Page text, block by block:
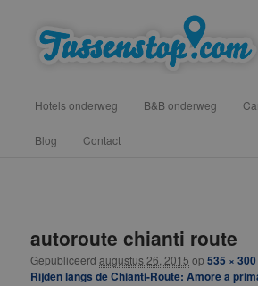
vind hotels, campings en b&b onderweg voor
Hotels onderweg B&B onderweg
Blog Contact
autoroute chianti route
Gepubliceerdaugustus 26, 2015 op535 × 300
Rijden langs de Chianti-Route: Amore a